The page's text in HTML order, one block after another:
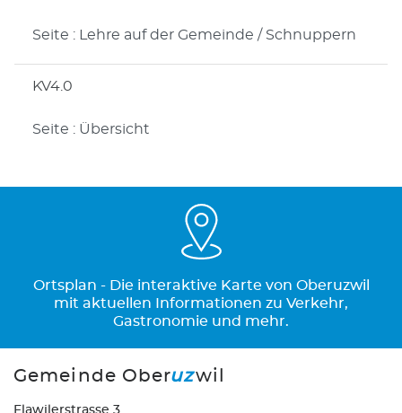
Seite : Lehre auf der Gemeinde / Schnuppern
KV4.0
Seite : Übersicht
Ortsplan - Die interaktive Karte von Oberuzwil
mit aktuellen Informationen zu Verkehr,
Gastronomie und mehr.
Gemeinde Oberuzwil
Flawilerstrasse 3